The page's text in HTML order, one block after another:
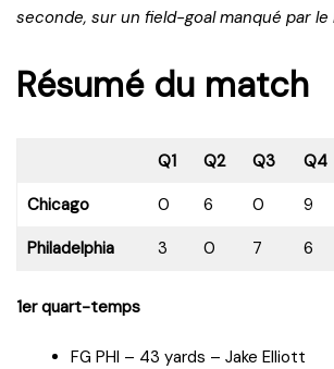
seconde, sur un field-goal manqué par le
Résumé du match
Q1 Q2 Q3 Q4
Chicago
0 6 0 9
Philadelphia
3 0 7 6
1er quart-temps
FG PHI – 43 yards – Jake Elliott